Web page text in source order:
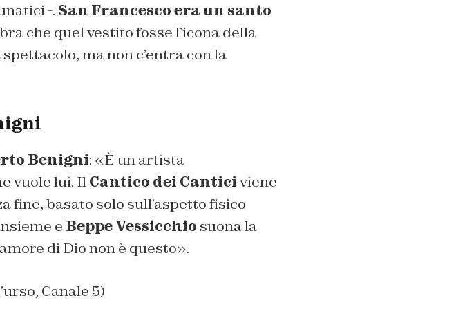
-. San Francesco era un santo
che quel vestito fosse l’icona della
ma non c’entra con la
Benigni: «È un artista
vuole lui. IlCantico dei Canticiviene
fine, basato solo sull’aspetto fisico
e Beppe Vessicchio suona la
di Dio non è questo».
Canale 5)